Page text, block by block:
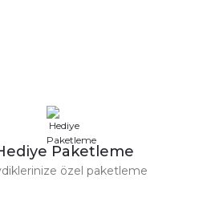
Paketleme
özel paketleme